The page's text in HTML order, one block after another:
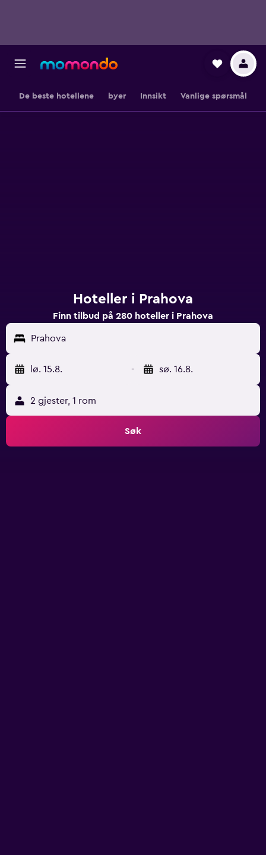
De beste hotellene byer Innsikt Vanlige spørsmål
Hoteller i Prahova
Finn tilbud på 280 hoteller i Prahova
Prahova
lø. 15.8. - sø. 16.8.
2 gjester, 1 rom
Søk